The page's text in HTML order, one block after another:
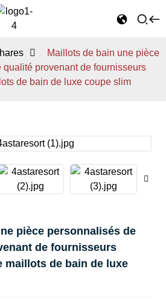
Maillots de bain une pièce
provenant de fournisseurs
de bain de luxe coupe slim
pièce personnalisés de
de fournisseurs
maillots de bain de luxe